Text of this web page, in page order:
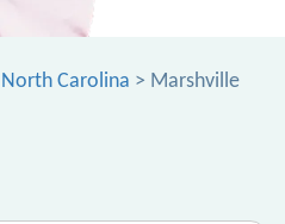
North Carolina > Marshville